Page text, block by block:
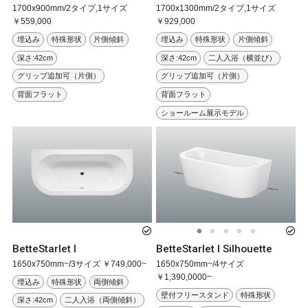
1700x900mm/2タイプ,1サイズ
￥559,000
埋込み 特殊形状 片側傾斜
深さ:42cm
グリップ追加可（片側）
背面フラット
1700x1300mm/2タイプ,1サイズ
￥929,000
埋込み 特殊形状 片側傾斜
深さ:42cm 二人入浴（横並び）
グリップ追加可（片側）
背面フラット
ショールーム展示モデル
BetteStarlet I
1650x750mm~/3サイズ ￥749,000~
埋込み 特殊形状 両側傾斜
深さ:42cm 二人入浴（両側傾斜）
BetteStarlet I Silhouette
1650x750mm~/4サイズ
￥1,390,0000~
壁付フリースタンド 特殊形状